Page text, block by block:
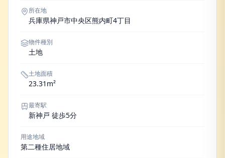
所在地
兵庫県神戸市中央区熊内町4丁目
物件種別
土地
土地面積
23.31m²
最寄駅
新神戸 徒歩5分
用途地域
第二種住居地域